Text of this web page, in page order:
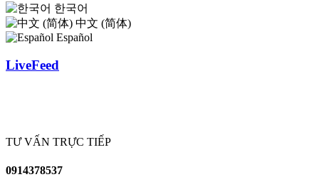
한국어
中文 (简体)
Español
LiveFeed
TƯ VẤN TRỰC TIẾP
0914378537